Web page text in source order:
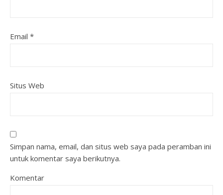
Email *
Situs Web
Simpan nama, email, dan situs web saya pada peramban ini
untuk komentar saya berikutnya.
Komentar